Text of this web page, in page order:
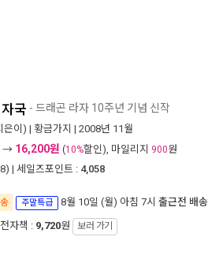
국 - 드래곤 라자 10주년 기념 신작
은이) | 황금가지 | 2008년 11월
→ 16,200원 (10%할인), 마일리지 900원
) | 세일즈포인트 : 4,058
주말특급 8월 10일 (월) 아침 7시 출근전 배송
자책 : 9,720원 보러 가기